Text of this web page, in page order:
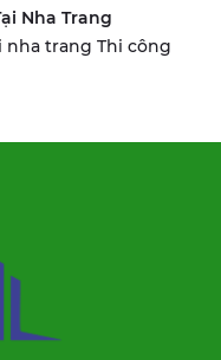
Nha Trang
trang Thi công